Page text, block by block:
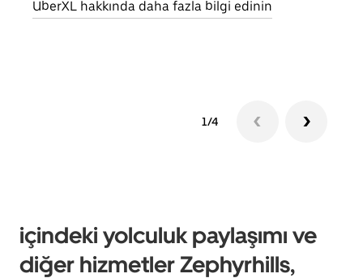
UberXL hakkında daha fazla bilgi edinin
1/4
içindeki yolculuk paylaşımı ve
diğer hizmetler Zephyrhills,